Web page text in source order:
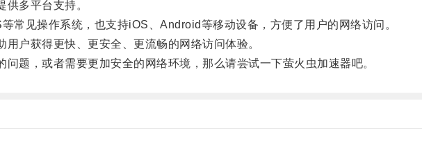
多平台支持。
见操作系统，也支持iOS、Android等移动设备，方便了用户的网络访问。
户获得更快、更安全、更流畅的网络访问体验。
题，或者需要更加安全的网络环境，那么请尝试一下萤火虫加速器吧。